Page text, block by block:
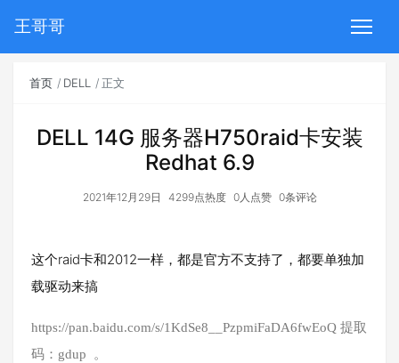
王哥哥
首页 DELL 正文
DELL 14G 服务器H750raid卡安装
Redhat 6.9
2021年12月29日 4299点热度 0人点赞 0条评论
这个raid卡和2012一样，都是官方不支持了，都要单独加
载驱动来搞
https://pan.baidu.com/s/1KdSe8__PzpmiFaDA6fwEoQ 提取
码：gdup 。